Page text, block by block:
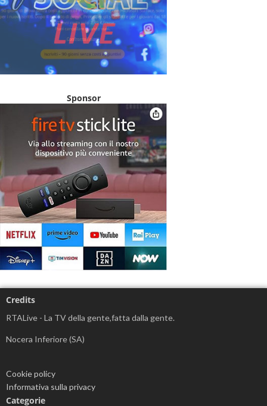
Sponsor
Credits
RTALive - La TV della gente,fatta dalla gente.
Nocera Inferiore (SA)
Cookie policy
Informativa sulla privacy
Categorie